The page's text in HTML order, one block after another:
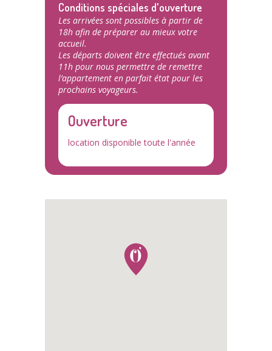
Conditions spéciales d'ouverture
Les arrivées sont possibles à partir de
18h afin de préparer au mieux votre
accueil.
Les départs doivent être effectués avant
11h pour nous permettre de remettre
l’appartement en parfait état pour les
prochains voyageurs.
Ouverture
location disponible toute l'année